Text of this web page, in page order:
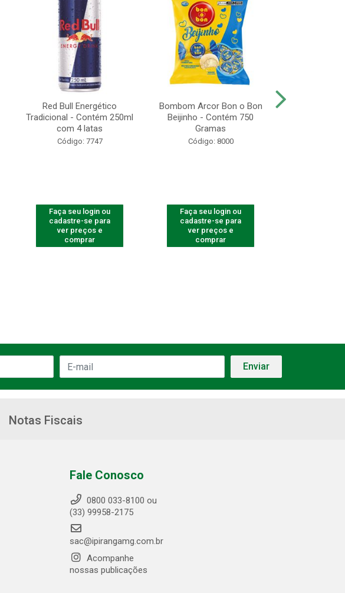
Red Bull Energético
Tradicional - Contém 250ml
com 4 latas
Código: 7747
Faça seu login ou
cadastre-se para
ver preços e
comprar
Bombom Arcor Bon o Bon
Beijinho - Contém 750
Gramas
Código: 8000
Faça seu login ou
cadastre-se para
ver preços e
comprar
Notas Fiscais
Fale Conosco
0800 033-8100 ou
(33) 99958-2175
sac@ipirangamg.com.br
Acompanhe
nossas publicações